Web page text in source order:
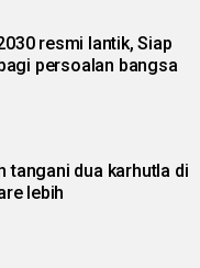
resmi lantik, Siap
persoalan bangsa
tangani dua karhutla di
lebih